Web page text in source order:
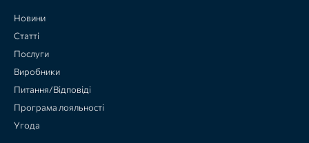
Новини
Статті
Послуги
Виробники
Питання/Відповіді
Програма лояльності
Угода